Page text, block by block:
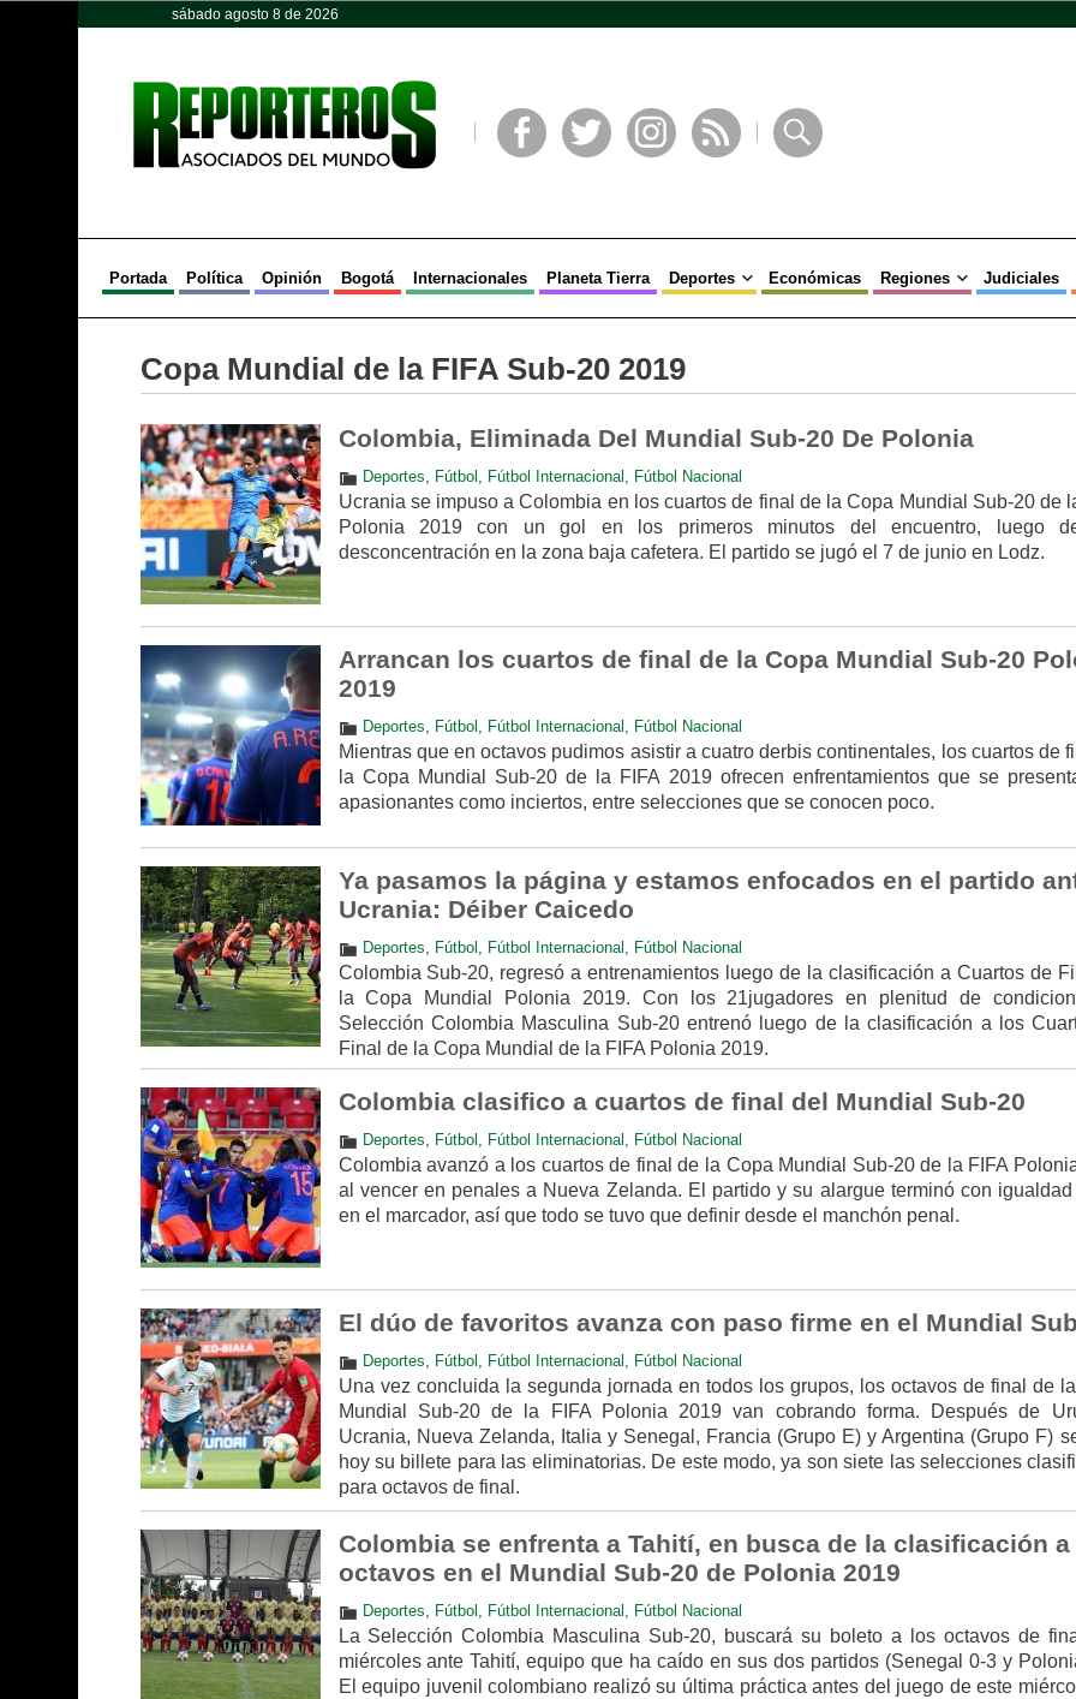
sábado agosto 8 de 2026
Portada Política Opinión Bogotá Internacionales Planeta Tierra Deportes Económicas Regiones Judiciales
Copa Mundial de la FIFA Sub-20 2019
Colombia, Eliminada Del Mundial Sub-20 De Polonia
Deportes, Fútbol , Fútbol Internacional , Fútbol Nacional
Ucrania se impuso a Colombia en los cuartos de final de la Copa Mundial Sub-20 de
Polonia 2019 con un gol en los primeros minutos del encuentro, luego
desconcentración en la zona baja cafetera. El partido se jugó el 7 de junio en Lodz.
Arrancan los cuartos de final de la Copa Mundial Sub-20
2019
Deportes, Fútbol , Fútbol Internacional , Fútbol Nacional
Mientras que en octavos pudimos asistir a cuatro derbis continentales, los cuartos de
la Copa Mundial Sub-20 de la FIFA 2019 ofrecen enfrentamientos que se
apasionantes como inciertos, entre selecciones que se conocen poco.
Ya pasamos la página y estamos enfocados en el partido
Ucrania: Déiber Caicedo
Deportes, Fútbol , Fútbol Internacional , Fútbol Nacional
Colombia Sub-20, regresó a entrenamientos luego de la clasificación a Cuartos de
la Copa Mundial Polonia 2019. Con los 21jugadores en plenitud de
Selección Colombia Masculina Sub-20 entrenó luego de la clasificación a los
Final de la Copa Mundial de la FIFA Polonia 2019.
Colombia clasifico a cuartos de final del Mundial Sub-20
Deportes, Fútbol , Fútbol Internacional , Fútbol Nacional
Colombia avanzó a los cuartos de final de la Copa Mundial Sub-20 de la FIFA
al vencer en penales a Nueva Zelanda. El partido y su alargue terminó con
en el marcador, así que todo se tuvo que definir desde el manchón penal.
El dúo de favoritos avanza con paso firme en el Mundial
Deportes, Fútbol , Fútbol Internacional , Fútbol Nacional
Una vez concluida la segunda jornada en todos los grupos, los octavos de final de
Mundial Sub-20 de la FIFA Polonia 2019 van cobrando forma. Después de
Ucrania, Nueva Zelanda, Italia y Senegal, Francia (Grupo E) y Argentina (Grupo F)
hoy su billete para las eliminatorias. De este modo, ya son siete las selecciones
para octavos de final.
Colombia se enfrenta a Tahití, en busca de la clasificación a
octavos en el Mundial Sub-20 de Polonia 2019
Deportes, Fútbol , Fútbol Internacional , Fútbol Nacional
La Selección Colombia Masculina Sub-20, buscará su boleto a los octavos de
miércoles ante Tahití, equipo que ha caído en sus dos partidos (Senegal 0-3 y
El equipo juvenil colombiano realizó su última práctica antes del juego de este
Opinión Política